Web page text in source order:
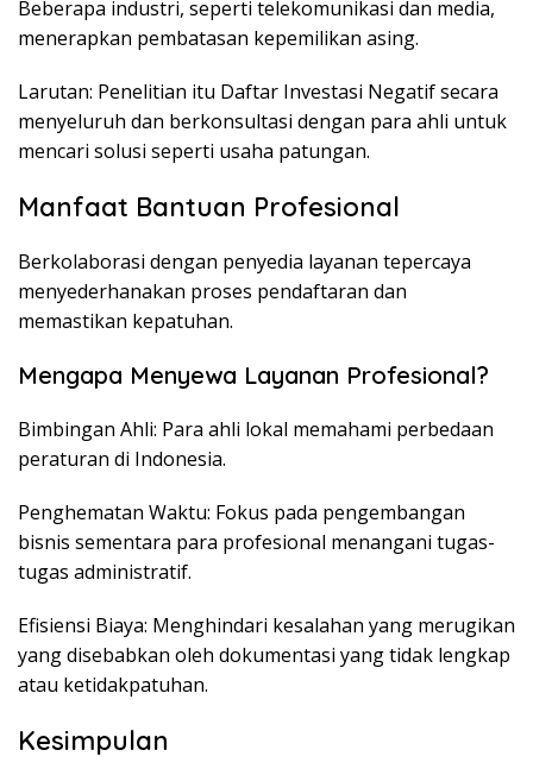
Beberapa industri, seperti telekomunikasi dan media,
menerapkan pembatasan kepemilikan asing.
Larutan: Penelitian itu Daftar Investasi Negatif secara
menyeluruh dan berkonsultasi dengan para ahli untuk
mencari solusi seperti usaha patungan.
Manfaat Bantuan Profesional
Berkolaborasi dengan penyedia layanan tepercaya
menyederhanakan proses pendaftaran dan
memastikan kepatuhan.
Mengapa Menyewa Layanan Profesional?
Bimbingan Ahli: Para ahli lokal memahami perbedaan
peraturan di Indonesia.
Penghematan Waktu: Fokus pada pengembangan
bisnis sementara para profesional menangani tugas-
tugas administratif.
Efisiensi Biaya: Menghindari kesalahan yang merugikan
yang disebabkan oleh dokumentasi yang tidak lengkap
atau ketidakpatuhan.
Kesimpulan